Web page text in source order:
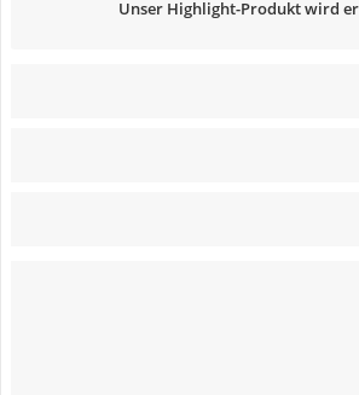
Unser Highlight-Produkt wird